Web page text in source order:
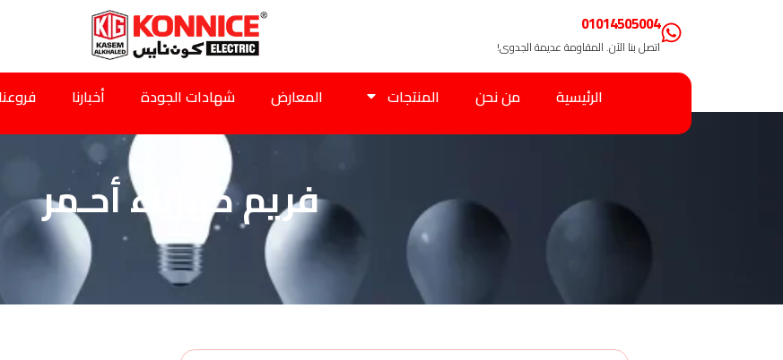
01014505004
اتصل بنا الآن. المقاومة عديمة الجدوى!
الرئيسية من نحن المنتجات المعارض شهادات الجودة أخبارنا فروعنا
فريم كهرباء أحـمر